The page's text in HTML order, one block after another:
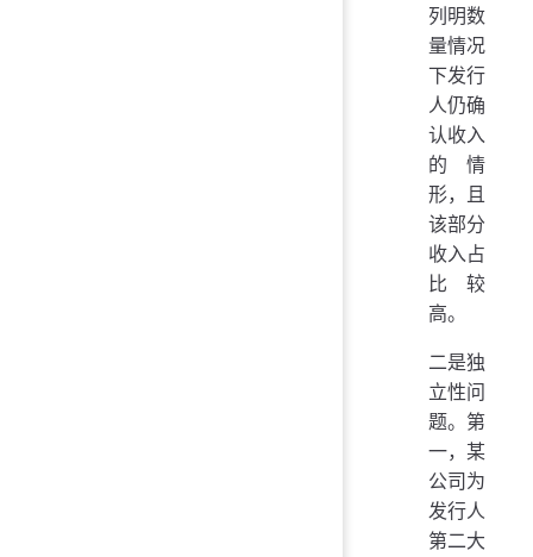
列明数
量情况
下发行
人仍确
认收入
的情
形，且
该部分
收入占
比较
高。
二是独
立性问
题。第
一，某
公司为
发行人
第二大